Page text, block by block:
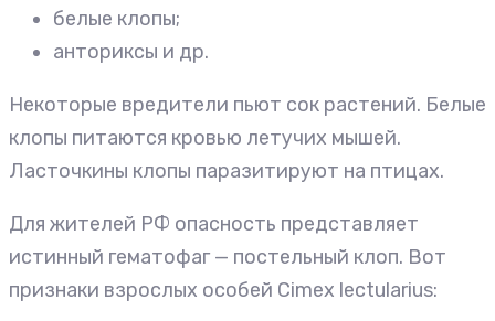
белые клопы;
анториксы и др.
Некоторые вредители пьют сок растений. Белые
клопы питаются кровью летучих мышей.
Ласточкины клопы паразитируют на птицах.
Для жителей РФ опасность представляет
истинный гематофаг — постельный клоп. Вот
признаки взрослых особей Cimex lectularius: